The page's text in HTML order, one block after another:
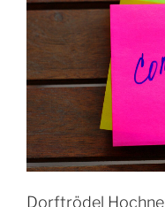
Dorftrödel